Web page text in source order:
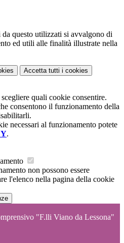
questo utilizzati si avvalgono di
ed utili alle finalità illustrate nella
Accetta tutti i cookies
quali cookie consentire.
consentono il funzionamento della
necessari al funzionamento potete
.
non possono essere
l'elenco nella pagina della cookie
"F.lli Viano da Lessona"